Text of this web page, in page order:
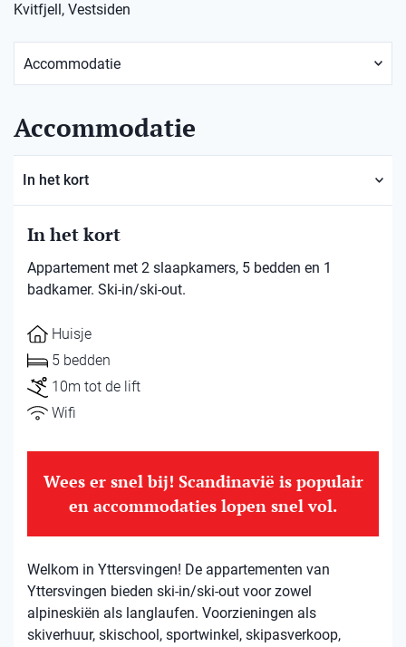
Kvitfjell, Vestsiden
Accommodatie
In het kort
In het kort
Appartement met 2 slaapkamers, 5 bedden en 1
badkamer. Ski-in/ski-out.
Huisje
5 bedden
10m tot de lift
Wifi
Wees er snel bij! Scandinavië is populair
en accommodaties lopen snel vol.
Welkom in Yttersvingen! De appartementen van
Yttersvingen bieden ski-in/ski-out voor zowel
alpineskiën als langlaufen. Voorzieningen als
skiverhuur, skischool, sportwinkel, skipasverkoop,